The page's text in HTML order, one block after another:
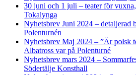
30 juni och 1 juli – teater för
Tokalynga
Nyhetsbrev Juni 2024 – detaljerad
Polenturnén
Nyhetsbrev Maj 2024 – ”Är polsk
Albatross var på Polenturné
Nyhetsbrev mars 2024 –
Södertälje Konsthall